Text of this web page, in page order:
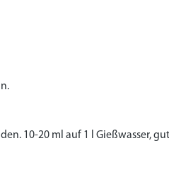
10-20 ml auf 1 l Gießwasser,